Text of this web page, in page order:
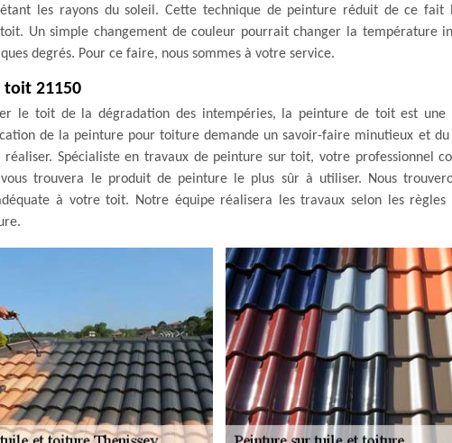
les rayons du soleil. Cette technique de peinture réduit de ce fait
Un simple changement de couleur pourrait changer la température
degrés. Pour ce faire, nous sommes à votre service.
toit 21150
le toit de la dégradation des intempéries, la peinture de toit est une
de la peinture pour toiture demande un savoir-faire minutieux et
Spécialiste en travaux de peinture sur toit, votre professionnel
vous trouvera le produit de peinture le plus sûr à utiliser. Nous
à votre toit. Notre équipe réalisera les travaux selon les règles